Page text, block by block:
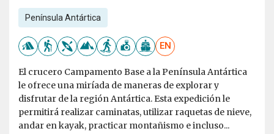
Península Antártica
EN
El crucero Campamento Base a la Península Antártica
le ofrece una miríada de maneras de explorar y
disfrutar de la región Antártica. Esta expedición le
permitirá realizar caminatas, utilizar raquetas de nieve,
andar en kayak, practicar montañismo e incluso...